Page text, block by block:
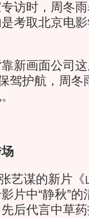
时，周冬雨
考取北京电
画面公司这
驾护航，周冬
谋的新片《
片中“静秋”
后代言中草